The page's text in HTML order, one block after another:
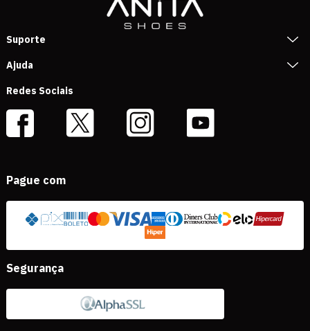
Suporte
Ajuda
Redes Sociais
Pague com
Segurança